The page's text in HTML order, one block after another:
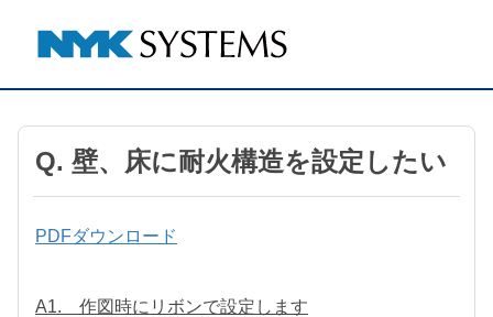
Q. 壁、床に耐火構造を設定したい
PDFダウンロード
A1. 作図時にリボンで設定します